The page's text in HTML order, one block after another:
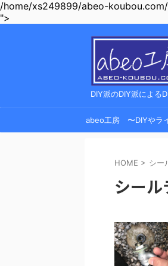
/home/xs249899/abeo-
">
DIY派のDIY派による
abeo工房 〜DIYやラ
ーの情報サイト〜
HOME > シー
シール